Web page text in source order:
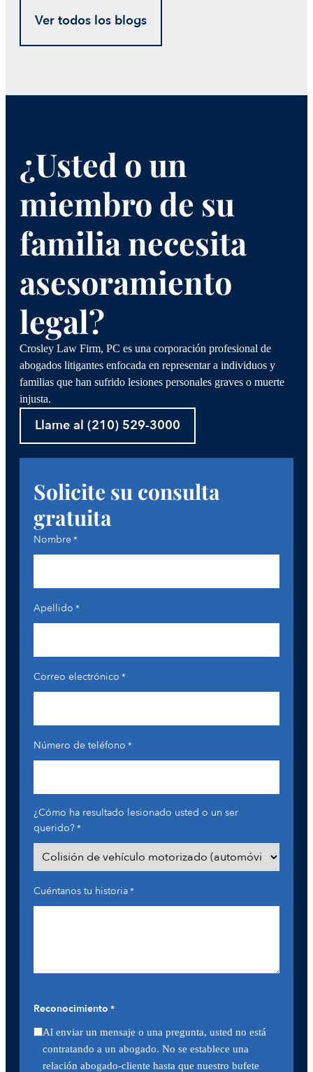
Ver todos los blogs
¿Usted o un
miembro de su
familia necesita
asesoramiento
legal?
Crosley Law Firm, PC es una corporación profesional de
abogados litigantes enfocada en representar a individuos y
familias que han sufrido lesiones personales graves o muerte
injusta.
Llame al (210) 529-3000
Solicite su consulta
gratuita
Nombre*
Apellido *
Correo electrónico *
Número de teléfono *
¿Cómo ha resultado lesionado usted o un ser
querido?*
Cuéntanos tu historia*
Reconocimiento *
Al enviar un mensaje o una pregunta, usted no está
contratando a un abogado. No se establece una
relación abogado-cliente hasta que nuestro bufete